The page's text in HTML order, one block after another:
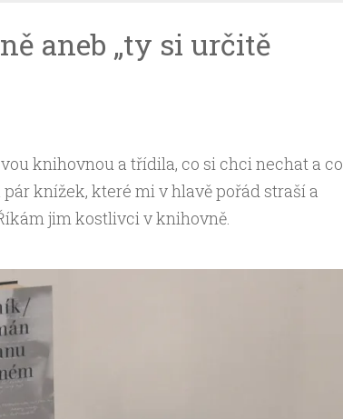
aneb „ty si určitě
knihovnou a třídila, co si chci nechat a co
knížek, které mi v hlavě pořád straší a
jim kostlivci v knihovně.